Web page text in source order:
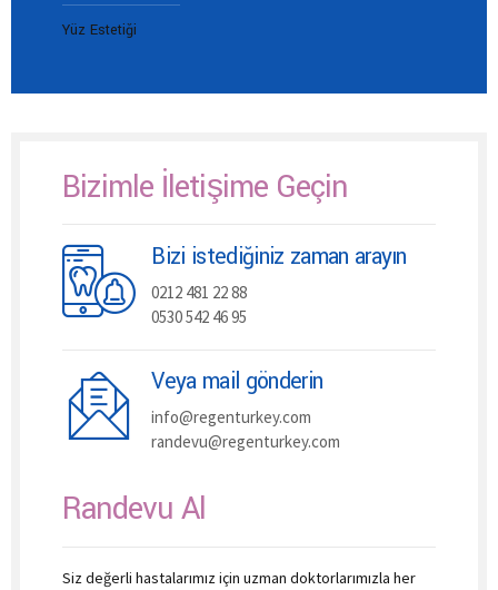
Yüz Estetiği
Bizimle İletişime Geçin
Bizi istediğiniz zaman arayın
0212 481 22 88
0530 542 46 95
Veya mail gönderin
info@regenturkey.com
randevu@regenturkey.com
Randevu Al
Siz değerli hastalarımız için uzman doktorlarımızla her